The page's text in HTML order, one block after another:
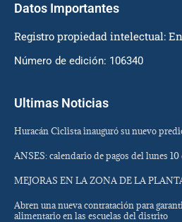
Datos Importantes
Registro propiedad intelectual:
Número de edición: 106340
Ultimas Noticias
Huracán Ciclista inauguró su nuevo
ANSES: calendario de pagos del lunes 10
MEJORAS EN LA ZONA DE LA
Abren una nueva contratación para
alimentario en las escuelas del distrito